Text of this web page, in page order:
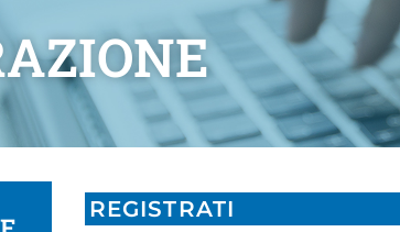
REGISTRATI